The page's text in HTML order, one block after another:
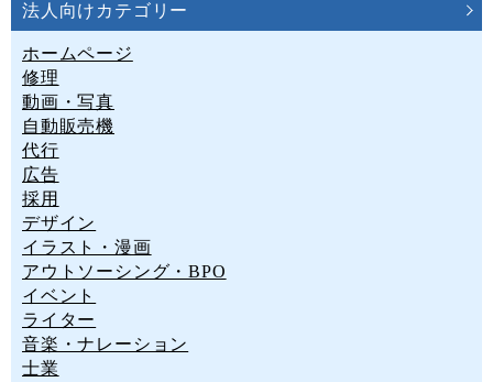
法人向けカテゴリー
ホームページ
修理
動画・写真
自動販売機
代行
広告
採用
デザイン
イラスト・漫画
アウトソーシング・BPO
イベント
ライター
音楽・ナレーション
士業